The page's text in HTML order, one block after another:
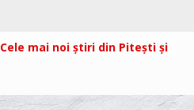
Cele mai noi știri din Pitești și